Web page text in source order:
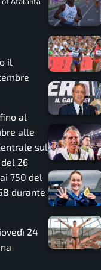
il
al
alle
sul
26
750 del
durante
24